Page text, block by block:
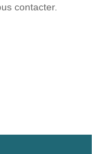
contacter.